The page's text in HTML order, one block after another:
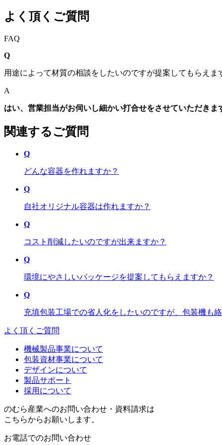
よく頂くご質問
FAQ
Q
用途によって材質の相談をしたいのですが提案してもらえま
A
はい、営業担当がお伺いし細かい打合せをさせていただきま
関連するご質問
Q
どんな容器を作れますか？
Q
自社オリジナル容器は作れますか？
Q
コスト削減したいのですが出来ますか？
Q
環境にやさしいパッケージを提案してもらえますか？
Q
充填包装工場での省人化をしたいのですが、包装機も
よく頂くご質問
機械製品事業について
包装資材事業について
デザインについて
製品サポート
採用について
のむら産業へのお問い合わせ・資料請求は
こちらからお願いします。
お電話でのお問い合わせ